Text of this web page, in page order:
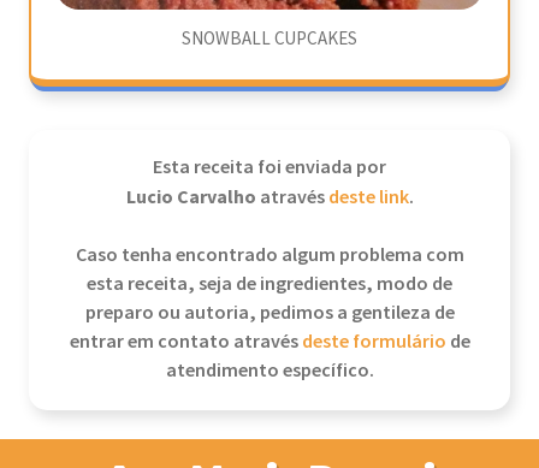
SNOWBALL CUPCAKES
Esta receita foi enviada por
Lucio Carvalho atravésdeste link.
Caso tenha encontrado algum problema com
esta receita, seja de ingredientes, modo de
preparo ou autoria, pedimos a gentileza de
entrar em contato atravésdeste formulário de
atendimento específico.